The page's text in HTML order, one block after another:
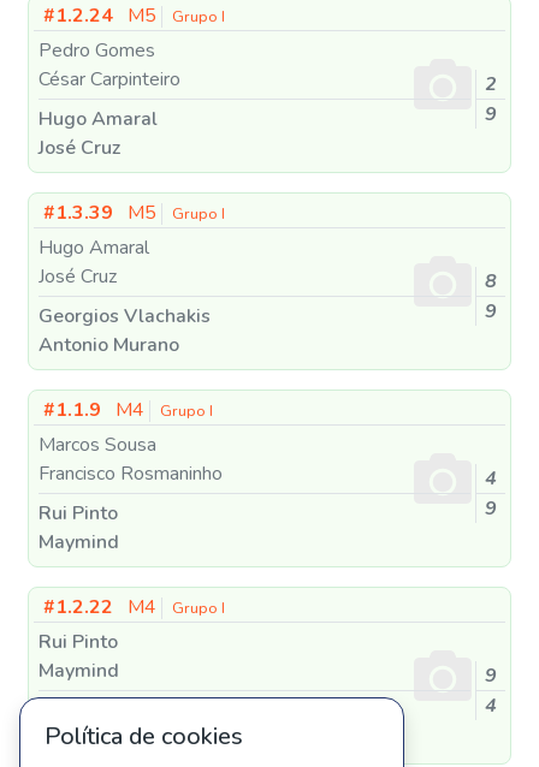
#1.2.24 M5 Grupo I
Pedro Gomes
César Carpinteiro
Hugo Amaral
José Cruz
2
9
#1.3.39 M5 Grupo I
Hugo Amaral
José Cruz
Georgios Vlachakis
Antonio Murano
8
9
#1.1.9 M4 Grupo I
Marcos Sousa
Francisco Rosmaninho
Rui Pinto
Maymind
4
9
#1.2.22 M4 Grupo I
Rui Pinto
Maymind
Andre Lopes
9
4
Política de cookies